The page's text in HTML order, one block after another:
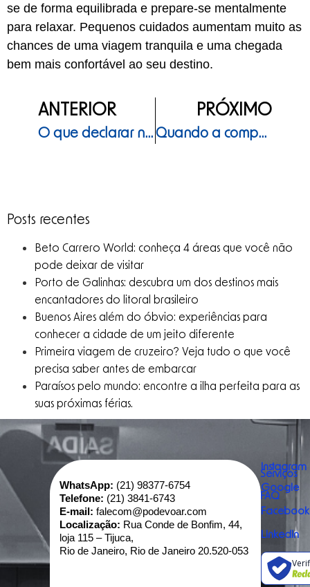
se de forma equilibrada e prepare-se mentalmente
para relaxar. Pequenos cuidados aumentam muito as
chances de uma viagem tranquila e uma chegada
bem mais confortável ao seu destino.
ANTERIOR
O que declarar na alfândega brasileira ao voltar do exterior
PRÓXIMO
Quando a companhia vende mais do que pode: entenda o overbooking
Posts recentes
Beto Carrero World: conheça 4 áreas que você não
pode deixar de visitar
Porto de Galinhas: descubra um dos destinos mais
encantadores do litoral brasileiro
Buenos Aires além do óbvio: experiências para
conhecer a cidade de um jeito diferente
Primeira viagem de cruzeiro? Veja tudo o que você
precisa saber antes de embarcar
Paraísos pelo mundo: encontre a ilha perfeita para as
suas próximas férias.
WhatsApp: (21) 98377-6754
Telefone: (21) 3841-6743
E-mail: falecom@podevoar.com
Localização: Rua Conde de Bonfim, 44,
loja 115 – Tijuca,
Rio de Janeiro, Rio de Janeiro 20.520-053
Instagram
Serviços
FAQ
Google
Facebook
Linkedin